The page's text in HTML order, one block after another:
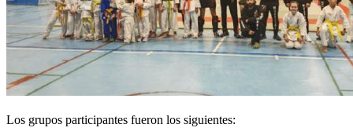
Los grupos participantes fueron los siguientes: